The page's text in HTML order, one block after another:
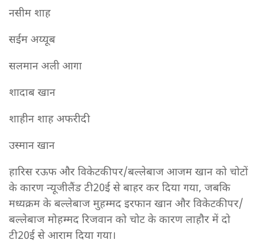
नसीम शाह
सईम अय्यूब
सलमान अली आगा
शादाब खान
शाहीन शाह अफरीदी
उस्मान खान
हारिस रऊफ और विकेटकीपर/बल्लेबाज आजम खान को चोटों
के कारण न्यूजीलैंड टी20ई से बाहर कर दिया गया, जबकि
मध्यक्रम के बल्लेबाज मुहम्मद इरफान खान और विकेटकीपर/
बल्लेबाज मोहम्मद रिजवान को चोट के कारण लाहौर में दो
टी20ई से आराम दिया गया।